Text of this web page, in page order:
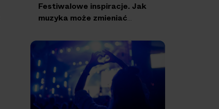
Festiwalowe inspiracje. Jak
muzyka może zmieniać